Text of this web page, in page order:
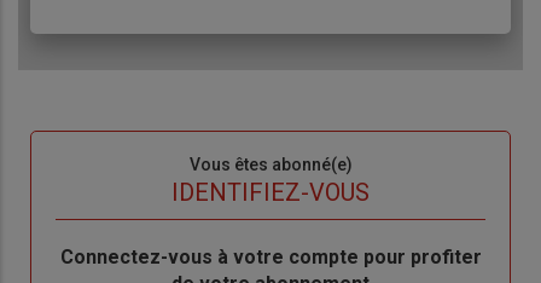
Vous êtes abonné(e)
IDENTIFIEZ-VOUS
Body
Connectez-vous à votre compte pour profiter